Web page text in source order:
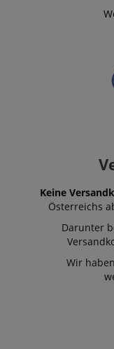
Keine
Österreichs
Darunter
Wir